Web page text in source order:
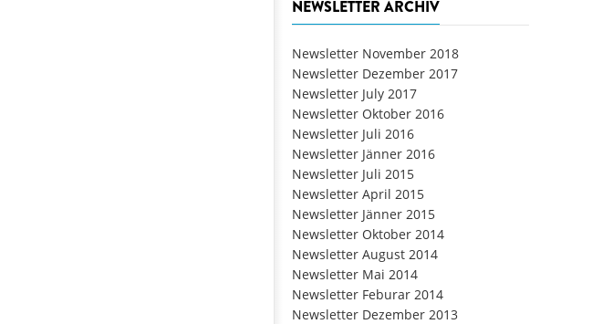
NEWSLETTER ARCHIV
Newsletter November 2018
Newsletter Dezember 2017
Newsletter July 2017
Newsletter Oktober 2016
Newsletter Juli 2016
Newsletter Jänner 2016
Newsletter Juli 2015
Newsletter April 2015
Newsletter Jänner 2015
Newsletter Oktober 2014
Newsletter August 2014
Newsletter Mai 2014
Newsletter Feburar 2014
Newsletter Dezember 2013